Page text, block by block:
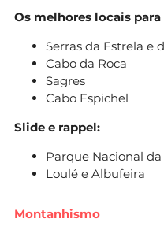
Os melhores locais
Serras da Estrela e
Cabo da Roca
Sagres
Cabo Espichel
Slide e rappel:
Parque Nacional
Loulé e Albufeira
Montanhismo